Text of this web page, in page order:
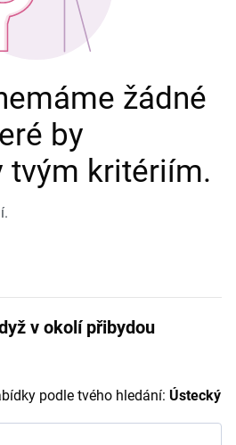
žádné
by
tvým kritériím.
v okolí přibydou
podle tvého hledání: Ústecký